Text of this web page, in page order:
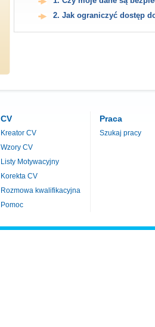
2. Jak ograniczyć dostęp
CV
Kreator CV
Wzory CV
Listy Motywacyjny
Korekta CV
Rozmowa kwalifikacyjna
Pomoc
Praca
Szukaj pracy